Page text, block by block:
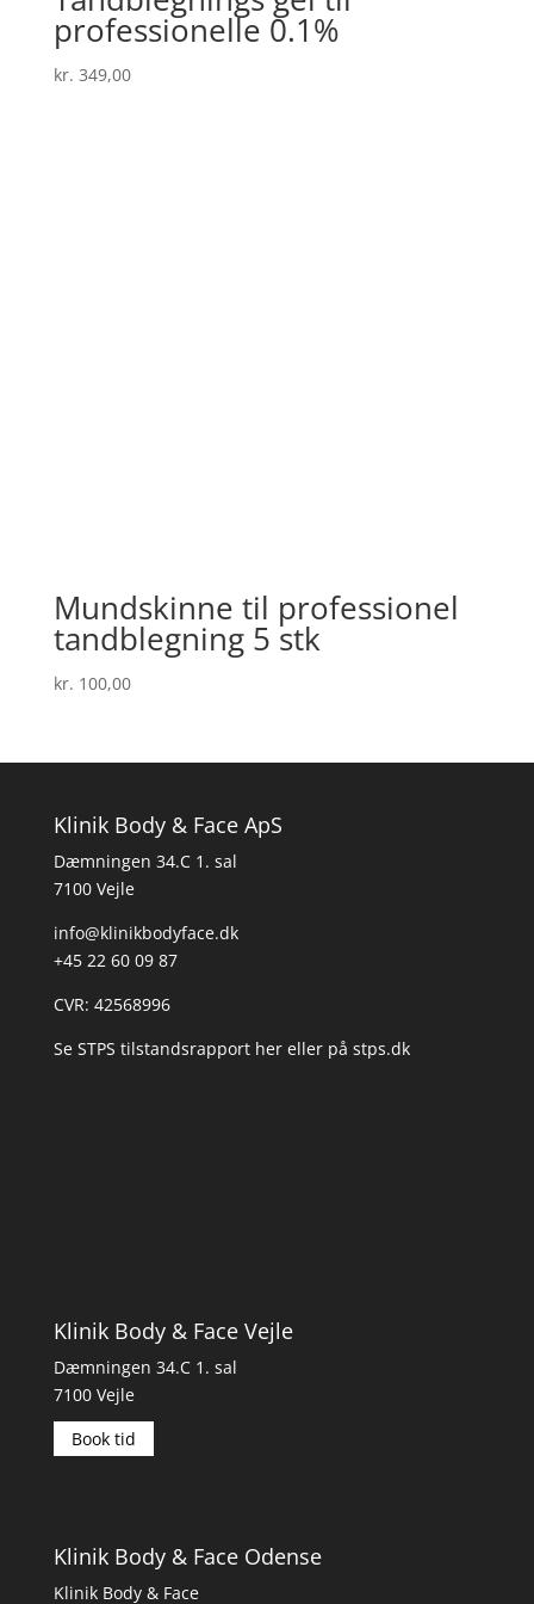
professionelle 0.1%
kr. 349,00
Mundskinne til professionel
tandblegning 5 stk
kr. 100,00
Klinik Body & Face ApS
Dæmningen 34.C 1. sal
7100 Vejle
info@klinikbodyface.dk
+45 22 60 09 87
CVR: 42568996
Se STPS tilstandsrapport hereller på stps.dk
Klinik Body & Face Vejle
Dæmningen 34.C 1. sal
7100 Vejle
Book tid
Klinik Body & Face Odense
Klinik Body & Face